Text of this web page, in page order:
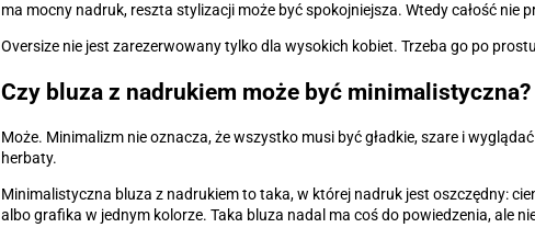
ma mocny nadruk, reszta stylizacji może być spokojniejsza. Wtedy całość nie
Oversize nie jest zarezerwowany tylko dla wysokich kobiet. Trzeba go po
Czy bluza z nadrukiem może być minimalistyczna?
Może. Minimalizm nie oznacza, że wszystko musi być gładkie, szare i
herbaty.
Minimalistyczna bluza z nadrukiem to taka, w której nadruk jest oszczędny:
albo grafika w jednym kolorze. Taka bluza nadal ma coś do powiedzenia, ale